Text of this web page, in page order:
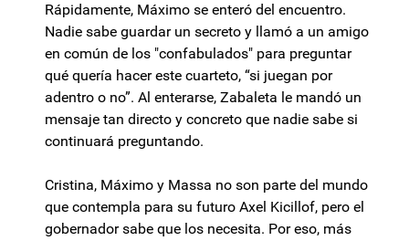
Rápidamente, Máximo se enteró del encuentro.
Nadie sabe guardar un secreto y llamó a un amigo
en común de los "confabulados" para preguntar
qué quería hacer este cuarteto, “si juegan por
adentro o no”. Al enterarse, Zabaleta le mandó un
mensaje tan directo y concreto que nadie sabe si
continuará preguntando.
Cristina, Máximo y Massa no son parte del mundo
que contempla para su futuro Axel Kicillof, pero el
gobernador sabe que los necesita. Por eso, más